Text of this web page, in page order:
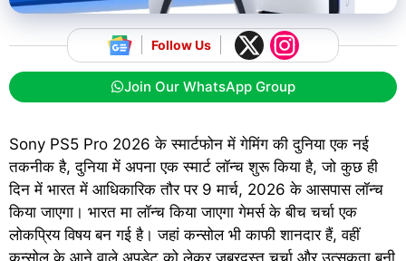
Follow Us
Join Our WhatsApp Group
Sony PS5 Pro 2026 के स्मार्टफोन में गेमिंग की दुनिया एक नई
तकनीक है, दुनिया में अपना एक स्मार्ट लॉन्च शुरू किया है, जो कुछ ही
दिन में भारत में आधिकारिक तौर पर 9 मार्च, 2026 के आसपास लॉन्च
किया जाएगा। भारत मा लॉन्च किया जाएगा गेमर्स के बीच चर्चा एक
लोकप्रिय विषय बन गई है। जहां कन्सोल भी काफी शानदार हैं, वहीं
कन्सोल के आने वाले अपडेट को लेकर ज़बरदस्त चर्चा और उत्सुकता बनी